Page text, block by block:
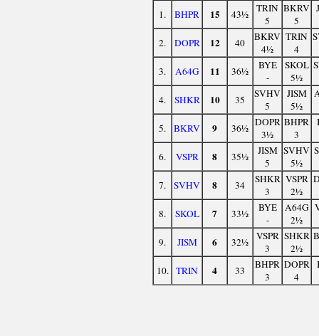
1. BHPR 15 43½
TRIN
5
BKRV
5
2. DOPR 12 40
BKRV
4½
TRIN
4
3. A64G 11 36½
BYE
-
SKOL
5½
4. SHKR 10 35
SVHV
5
JISM
5½
5. BKRV 9 36½ DOPR
3½
BHPR
3
6. VSPR 8 35½
JISM
5
SVHV
5½
7. SVHV 8 34
SHKR
3
VSPR
2½
8. SKOL 7 33½
BYE
-
A64G
2½
9. JISM 6 32½
VSPR
3
SHKR
2½
10. TRIN 4 33
BHPR
3
DOPR
4